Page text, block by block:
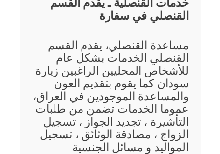
خدمات القنصلية ـ يقدم القسم
القنصلي في سفارة
مساعدة القنصلي، يقدم القسم
القنصلي الخدمات بشكل عام
للأشخاص المحليين الراغبين زيارة
سودان كما يقوم بتقديم العون
والمساعدة الموجودين في العراق،
عموما الخدمات تضمن من طلبات
التأشيرة ، تجديد الجواز ، تسجيل
الزواج ، مصادقة الوثائق ، تسجيل
المواليد و مسائل الجنسية